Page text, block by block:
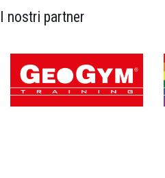
I nostri partner